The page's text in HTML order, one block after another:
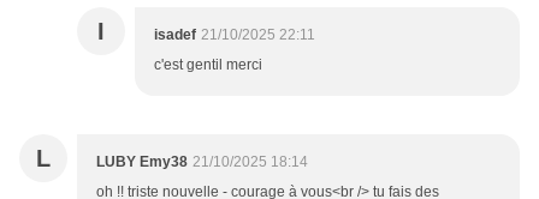
I isadef 21/10/2025 22:11
c'est gentil merci
L LUBY Emy38 21/10/2025 18:14
oh !! triste nouvelle - courage à vous<br /> tu fais des